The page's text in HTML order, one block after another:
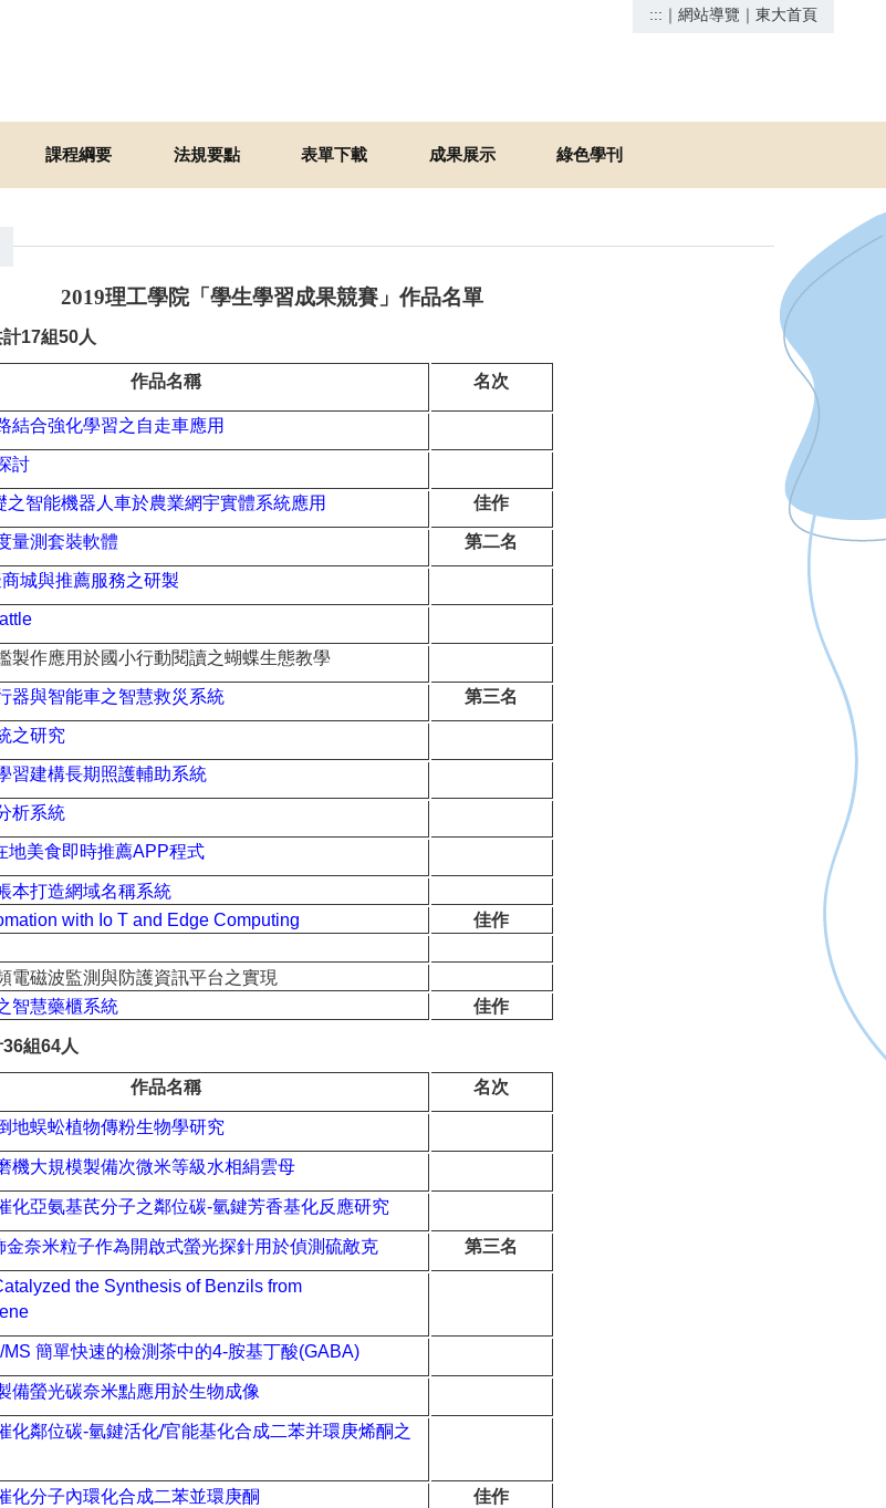
::: ｜ 網站導覽 ｜ 東大首頁
課程綱要 法規要點 表單下載 成果展示 綠色學刊
2019理工學院「學生學習成果競賽」作品名單
17組50人
作品名稱 名次
結合強化學習之自走車應用
討
之智能機器人車於農業網宇實體系統應用 佳作
量測套裝軟體 第二名
城與推薦服務之研製
製作應用於國小行動閱讀之蝴蝶生態教學
器與智能車之智慧救災系統 第三名
之研究
習建構長期照護輔助系統
析系統
地美食即時推薦APP程式
本打造網域名稱系統
with Io T and Edge Computing
佳作
電磁波監測與防護資訊平台之實現
智慧藥櫃系統 佳作
組64人
作品名稱 名次
地蜈蚣植物傳粉生物學研究
機大規模製備次微米等級水相絹雲母
化亞氨基芪分子之鄰位碳-氫鍵芳香基化反應研究
金奈米粒子作為開啟式螢光探針用於偵測硫敵克 第三名
the Synthesis of Benzils from
MS 簡單快速的檢測茶中的4-胺基丁酸(GABA)
備螢光碳奈米點應用於生物成像
化鄰位碳-氫鍵活化/官能基化合成二苯并環庚烯酮之
化分子內環化合成二苯並環庚酮 佳作